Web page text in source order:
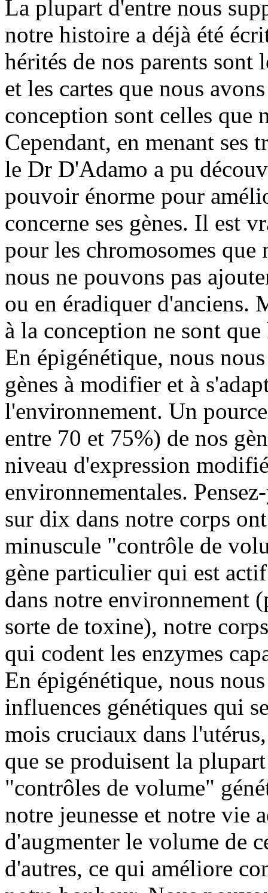
La plupart d'entre nous
notre histoire a déjà été
hérités de nos parents sont
et les cartes que nous
conception sont celles que
Cependant, en menant ses
le Dr D'Adamo a pu
pouvoir énorme pour
concerne ses gènes. Il est
pour les chromosomes que
nous ne pouvons pas
ou en éradiquer d'anciens.
à la conception ne sont
En épigénétique, nous
gènes à modifier et à
l'environnement. Un
entre 70 et 75%) de nos
niveau d'expression
environnementales.
sur dix dans notre corps
minuscule "contrôle de
gène particulier qui est
dans notre environnement
sorte de toxine), notre
qui codent les enzymes
En épigénétique, nous
influences génétiques qui
mois cruciaux dans
que se produisent la
"contrôles de volume"
notre jeunesse et notre vie
d'augmenter le volume de
d'autres, ce qui améliore